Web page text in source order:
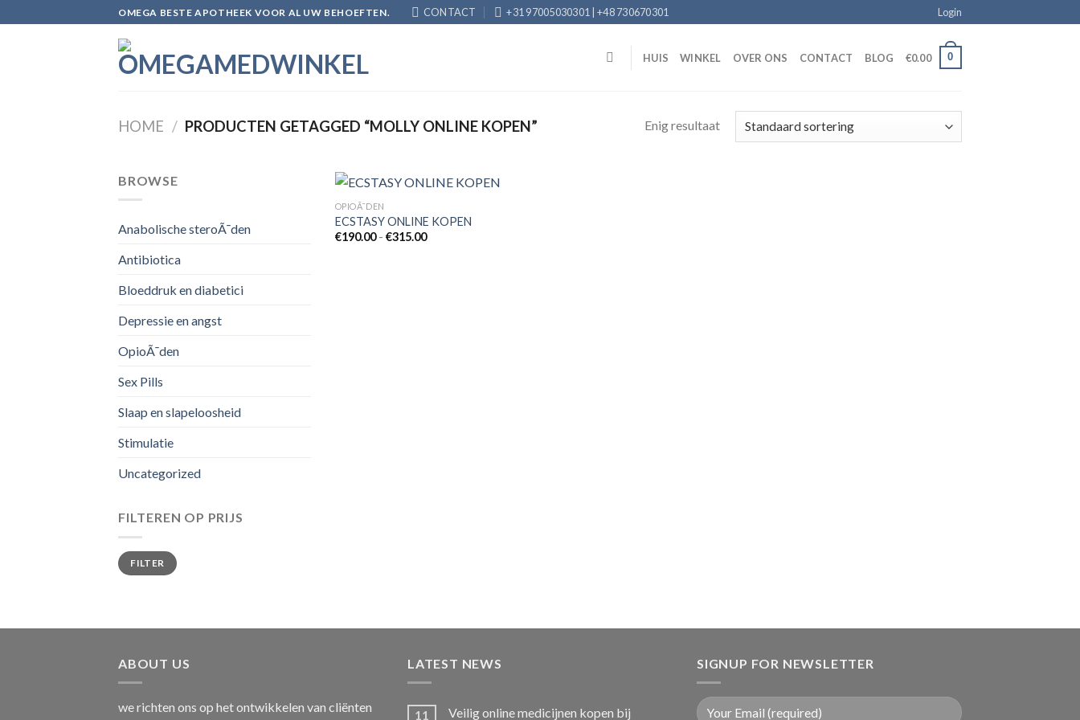
to
OMEGA BESTE APOTHEEK VOOR AL UW BEHOEFTEN. CONTACT +31 97005030301 | +48 730670301 Login
HUIS WINKEL OVER ONS CONTACT BLOG €0.00 0
HOME / PRODUCTEN GETAGGED “MOLLY ONLINE KOPEN” Enig resultaat
BROWSE
Anabolische steroÃ¯den
Antibiotica
Bloeddruk en diabetici
Depressie en angst
OpioÃ¯den
Sex Pills
Slaap en slapeloosheid
Stimulatie
Uncategorized
FILTEREN OP PRIJS
Min.
prijs
Max.
prijsFILTER
OPIOÃ¯DEN
ECSTASY ONLINE KOPEN
€190.00 - €315.00Prijsklasse:
ABOUT US
we richten ons op het ontwikkelen van cliënten
LATEST NEWS
11 Veilig online medicijnen kopen bij
SIGNUP FOR NEWSLETTER